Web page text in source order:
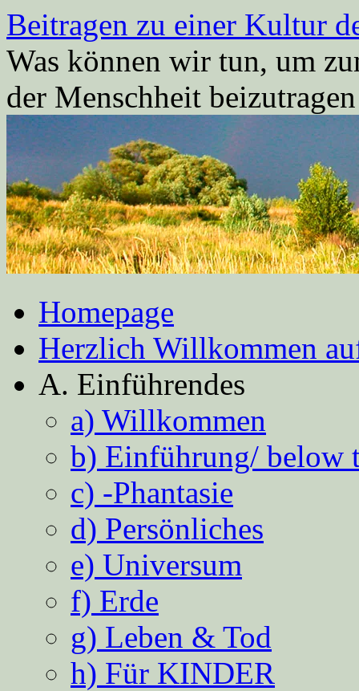
Zum
Inhalt
springen
Beitragen zu einer Kultur
Was können wir tun, um
der Menschheit
Homepage
Herzlich Willkommen
A. Einführendes
a) Willkommen
b) Einführung/ below
c) -Phantasie
d) Persönliches
e) Universum
f) Erde
g) Leben & Tod
h) Für KINDER